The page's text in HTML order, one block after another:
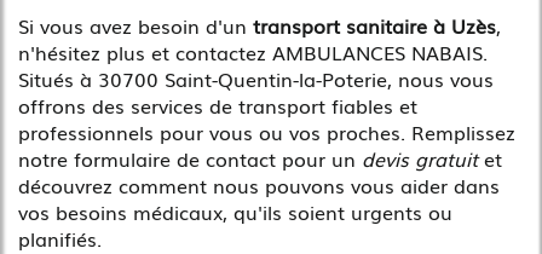
Si vous avez besoin d'un transport sanitaire à Uzès,
n'hésitez plus et contactez AMBULANCES NABAIS.
Situés à 30700 Saint-Quentin-la-Poterie, nous vous
offrons des services de transport fiables et
professionnels pour vous ou vos proches. Remplissez
notre formulaire de contact pour un devis gratuitet
découvrez comment nous pouvons vous aider dans
vos besoins médicaux, qu'ils soient urgents ou
planifiés.